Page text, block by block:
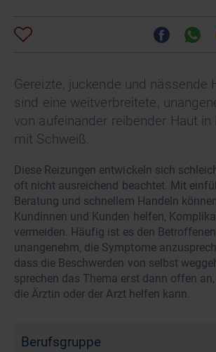
Gereizte, juckende und nässende
sind eine weitverbreitete,
von aufeinander reibender Haut
mit Schweiß.
Diese Reizungen entwickeln sich
oft nicht ausreichend beachtet. Mit
Beratung und schnellem Handeln
Kundinnen und Kunden helfen,
vermeiden. Häufig ist es den
unangenehm, die Symptome
dass die Beschwerden von selbst
sprechen das Thema erst dann offen
die Ärztin oder der Arzt helfen kann.
Berufsgruppe